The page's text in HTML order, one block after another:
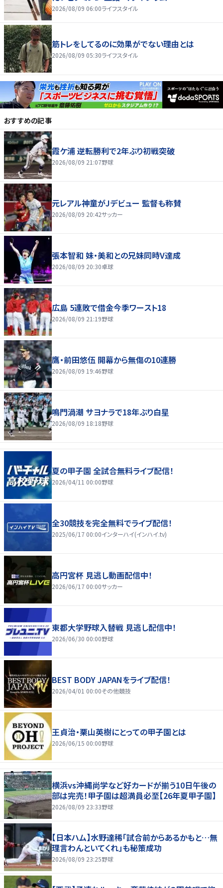
2026/08/09 06:00ライフスタイル
筋トレをしてるのに効果がでない理由とは
2026/08/09 05:30ライフスタイル
おすすめの記事
霞ケ浦 逆転勝利で2年ぶり初戦突破
2026/08/09 21:07野球
元レアル神童がJデビュー 監督も称賛
2026/08/09 20:42サッカー
張本智和 妹・美和との兄妹同時V達成
2026/08/09 20:30卓球
広島 5連敗で借金今季ワースト18
2026/08/09 21:19野球
鷹・前田悠伍 開幕から無傷の10連勝
2026/08/09 19:46野球
鳴門渦潮 サヨナラで18年ぶり白星
2026/08/09 18:18野球
夏の甲子園 全試合無料ライブ配信！
2026/04/11 00:00野球
全30競技を完全無料でライブ配信！
2025/06/17 00:00インターハイ(インハイ.tv)
高円宮杯 見逃し動画配信中！
2026/06/17 00:00サッカー
東都大学野球入替戦 見逃し配信中！
2026/06/30 00:00野球
BEST BODY JAPANをライブ配信！
2026/04/01 00:00その他競技
王貞治・栗山英樹にとっての甲子園とは
2026/06/15 00:00野球
横浜vs沖縄尚学など好カードが揃う10日午後の
部は完売！甲子園は超満員必至【26年夏甲子園】
2026/08/09 23:33野球
【日本ハム】水野達稀「試合前からあるかもと…無
理言わんといてくれ」も秘策成功
2026/08/09 23:25野球